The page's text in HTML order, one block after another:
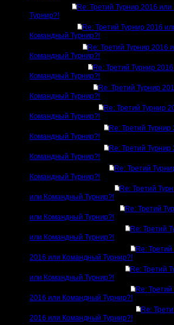
Re: Третий Турнир 2016
Турнир?!
Re: Третий Турнир 2016
Командный Турнир?!
Re: Третий Турнир 2016
Командный Турнир?!
Re: Третий Турнир
Командный Турнир?!
Re: Третий Турнир
Командный Турнир?!
Re: Третий Турнир
Командный Турнир?!
Re: Третий
Командный Турнир?!
Re: Третий
Командный Турнир?!
Re: Третий
Командный Турнир?!
Re: Третий
или Командный Турнир?!
Re: Третий
или Командный Турнир?!
Re: Третий
или Командный Турнир?!
Re:
2016 или Командный Турнир?!
Re: Третий
или Командный Турнир?!
Re:
2016 или Командный Турнир?!
Re:
2016 или Командный Турнир?!